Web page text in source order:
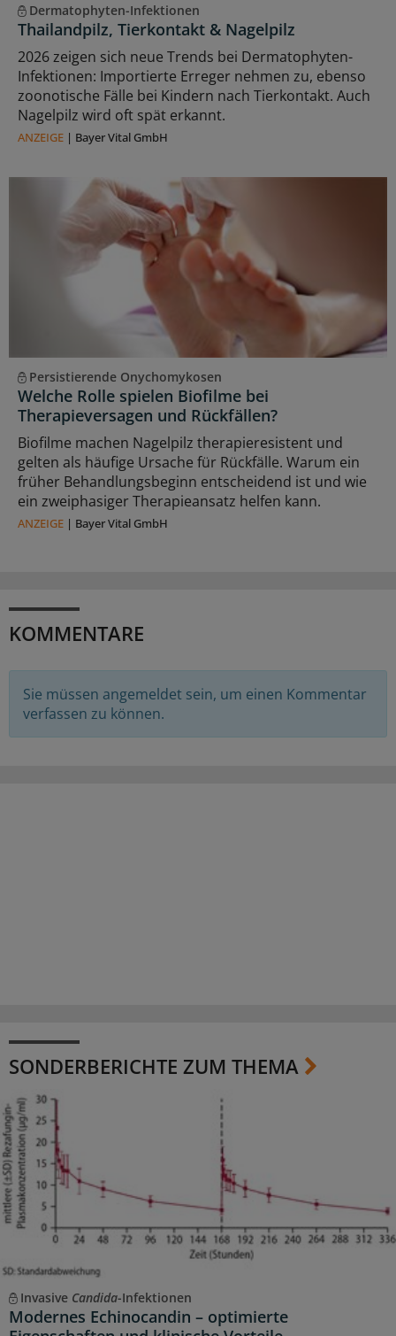
Dermatophyten-Infektionen
Thailandpilz, Tierkontakt & Nagelpilz
2026 zeigen sich neue Trends bei Dermatophyten-
Infektionen: Importierte Erreger nehmen zu, ebenso
zoonotische Fälle bei Kindern nach Tierkontakt. Auch
Nagelpilz wird oft spät erkannt.
ANZEIGE | Bayer Vital GmbH
Persistierende Onychomykosen
Welche Rolle spielen Biofilme bei
Therapieversagen und Rückfällen?
Biofilme machen Nagelpilz therapieresistent und
gelten als häufige Ursache für Rückfälle. Warum ein
früher Behandlungsbeginn entscheidend ist und wie
ein zweiphasiger Therapieansatz helfen kann.
ANZEIGE | Bayer Vital GmbH
KOMMENTARE
Sie müssen angemeldet sein, um einen Kommentar
verfassen zu können.
SONDERBERICHTE ZUM THEMA
Invasive Candida-Infektionen
Modernes Echinocandin – optimierte